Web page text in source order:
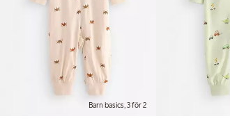
Barn basics, 3 för 2